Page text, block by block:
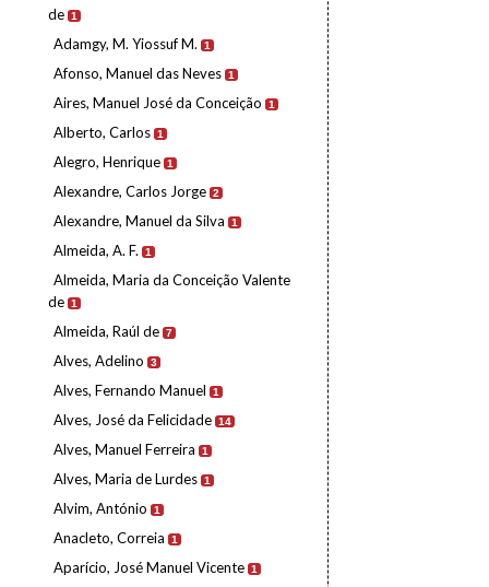
de 1
Adamgy, M. Yiossuf M. 1
Afonso, Manuel das Neves 1
Aires, Manuel José da Conceição 1
Alberto, Carlos 1
Alegro, Henrique 1
Alexandre, Carlos Jorge 2
Alexandre, Manuel da Silva 1
Almeida, A. F. 1
Almeida, Maria da Conceição Valente
de 1
Almeida, Raúl de 7
Alves, Adelino 3
Alves, Fernando Manuel 1
Alves, José da Felicidade 14
Alves, Manuel Ferreira 1
Alves, Maria de Lurdes 1
Alvim, António 1
Anacleto, Correia 1
Aparício, José Manuel Vicente 1